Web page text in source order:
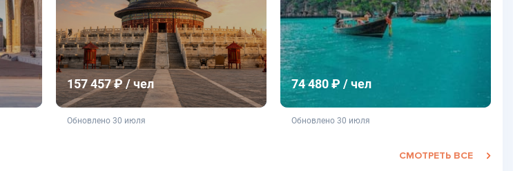
157 457 ₽ / чел
не является публичной офертой
Обновлено 30 июля
74 480 ₽ / чел
не является публичной офертой
Обновлено 30 июля
СМОТРЕТЬ ВСЕ